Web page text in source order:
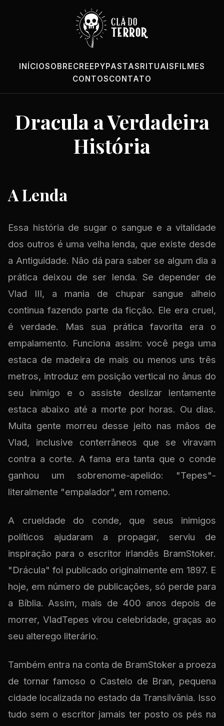
INÍCIOSOBRECREEPYPASTASRITUAISFILMES
CONTOSCONTATO
Dracula a Verdadeira
História
A Lenda
Essa história de sugar o sangue e a vitalidade
dos outros é uma velha lenda, que existe desde
a Antiguidade. Não dá para saber se algum dia a
prática deixou de ser lenda. Se depender de
Vlad III, a mania de chupar sangue alheio
continua fazendo parte da ficção. Ele era cruel,
é verdade. Mas sua prática favorita era o
empalamento. Funciona assim: você pega uma
estaca de madeira de mais ou menos uns três
metros, introduz em posição vertical no ânus do
seu inimigo e o assiste deslizar lentamente
estaca abaixo até a morte por horas. Ou dias.
Muita gente morreu desse jeito nas mãos de
Vlad, inclusive conterrâneos que se viravam
contra a corte. A fama era tanta que o conde
ganhou um sobrenome-apelido: "Tepes"-
literalmente "empalador", em romeno.
A crueldade do conde, que seus inimigos
políticos ajudaram a propagar, serviu de
inspiração para o escritor irlandês BramStoker.
"Drácula" foi publicado originalmente em 1897. E
hoje, em número de publicações, só perde para
a Bíblia. Assim, mais de 400 anos depois de
morrer, VladTepes virou celebridade, graças ao
seu alterego literário.
Também entra na conta de BramStoker a proeza
de tornar famoso o Castelo de Bran, pequena
cidade localizada no estado da Transilvânia. Isso
tudo sem o escritor jamais ter posto os pés na